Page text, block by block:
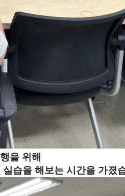
을 위해
습을 해보는 시간을 가졌